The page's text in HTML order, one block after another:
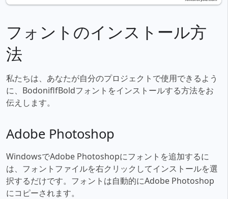
フォントのインストール方
法
私たちは、あなたが自分のプロジェクトで使用できるよう
に、BodoniflfBoldフォントをインストールする方法をお
伝えします。
Adobe Photoshop
WindowsでAdobe Photoshopにフォントを追加するに
は、フォントファイルを右クリックしてインストールを選
択するだけです。フォントは自動的にAdobe Photoshop
にコピーされます。